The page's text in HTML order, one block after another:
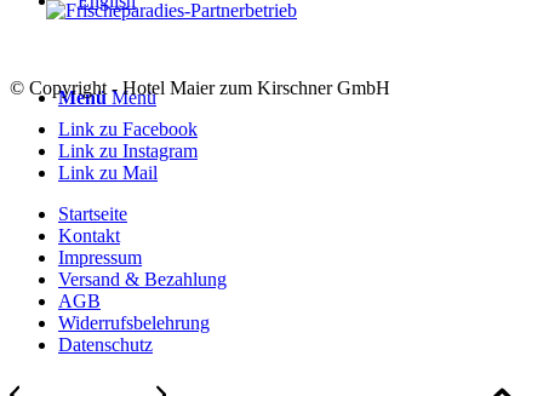
Menü Menü
© Copyright - Hotel Maier zum Kirschner GmbH
Link zu Facebook
Link zu Instagram
Link zu Mail
Startseite
Kontakt
Impressum
Versand & Bezahlung
AGB
Widerrufsbelehrung
Datenschutz